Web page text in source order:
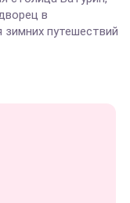
в
путешествий